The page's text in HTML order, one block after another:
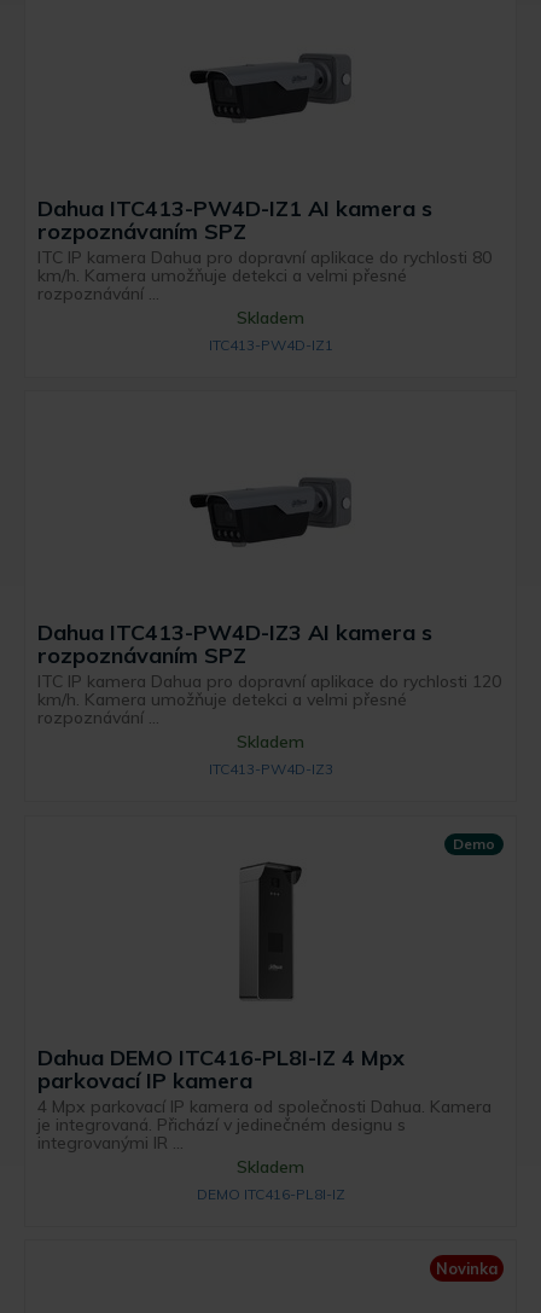
Dahua ITC413-PW4D-IZ1 AI kamera s
rozpoznávaním SPZ
ITC IP kamera Dahua pro dopravní aplikace do rychlosti 80
km/h. Kamera umožňuje detekci a velmi přesné
rozpoznávání ...
Skladem
ITC413-PW4D-IZ1
Dahua ITC413-PW4D-IZ3 AI kamera s
rozpoznávaním SPZ
ITC IP kamera Dahua pro dopravní aplikace do rychlosti 120
km/h. Kamera umožňuje detekci a velmi přesné
rozpoznávání ...
Skladem
ITC413-PW4D-IZ3
Demo
Dahua DEMO ITC416-PL8I-IZ 4 Mpx
parkovací IP kamera
4 Mpx parkovací IP kamera od společnosti Dahua. Kamera
je integrovaná. Přichází v jedinečném designu s
integrovanými IR ...
Skladem
DEMO ITC416-PL8I-IZ
Novinka